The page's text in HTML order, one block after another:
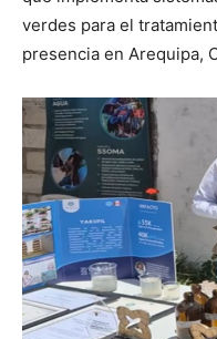
verdes para el
presencia en Arequipa,